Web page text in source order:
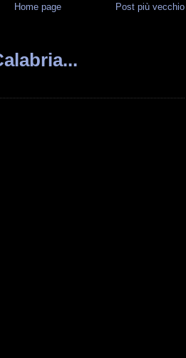
Post più vecchio
Home page